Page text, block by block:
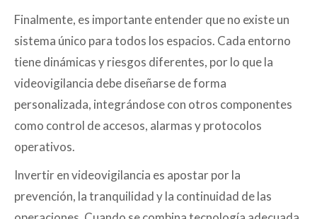
Finalmente, es importante entender que no existe un
sistema único para todos los espacios. Cada entorno
tiene dinámicas y riesgos diferentes, por lo que la
videovigilancia debe diseñarse de forma
personalizada, integrándose con otros componentes
como control de accesos, alarmas y protocolos
operativos.
Invertir en videovigilancia es apostar por la
prevención, la tranquilidad y la continuidad de las